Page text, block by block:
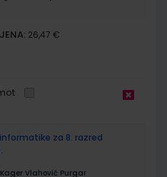
26,47 €
informatike za 8. razred
Vlahović Purgar